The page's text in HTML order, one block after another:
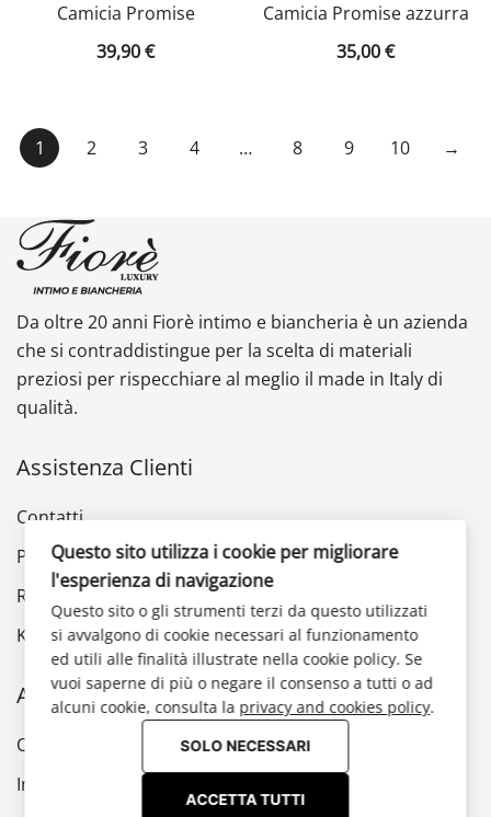
Camicia Promise
39,90€
Camicia Promise azzurra
35,00€
1 2 3 4 … 8 9 10 →
Da oltre 20 anni Fiorè intimo e biancheria è un azienda
che si contraddistingue per la scelta di materiali
preziosi per rispecchiare al meglio il made in Italy di
qualità.
Assistenza Clienti
Contatti
Privacy Policy
Reso e rimborso
Klarna
Account
Ordini
Indirizzi
Questo sito utilizza i cookie per migliorare
l'esperienza di navigazione
Questo sito o gli strumenti terzi da questo utilizzati
si avvalgono di cookie necessari al funzionamento
ed utili alle finalità illustrate nella cookie policy. Se
vuoi saperne di più o negare il consenso a tutti o ad
alcuni cookie, consulta la privacy and cookies policy.
SOLO NECESSARI
ACCETTA TUTTI